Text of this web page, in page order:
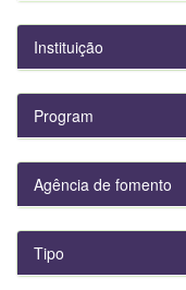
Instituição
Program
Agência de fomento
Tipo